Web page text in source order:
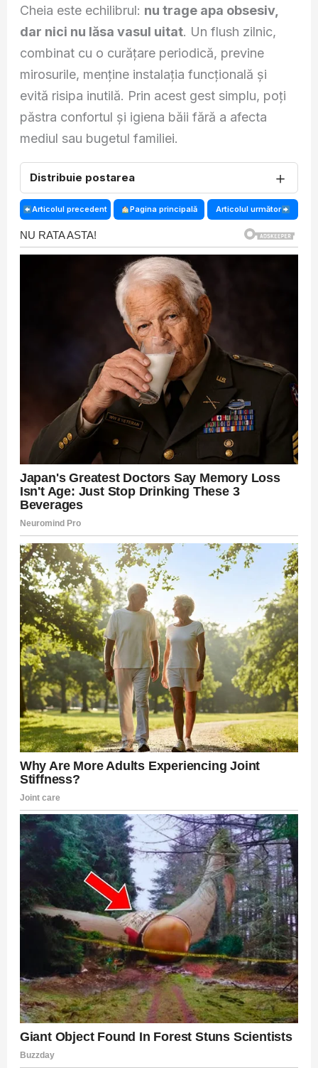
Cheia este echilibrul: nu trage apa obsesiv,
dar nici nu lăsa vasul uitat. Un flush zilnic,
combinat cu o curățare periodică, previne
mirosurile, menține instalația funcțională și
evită risipa inutilă. Prin acest gest simplu, poți
păstra confortul și igiena băii fără a afecta
mediul sau bugetul familiei.
Distribuie postarea ＋
Articolul precedent Pagina principală Articolul următor